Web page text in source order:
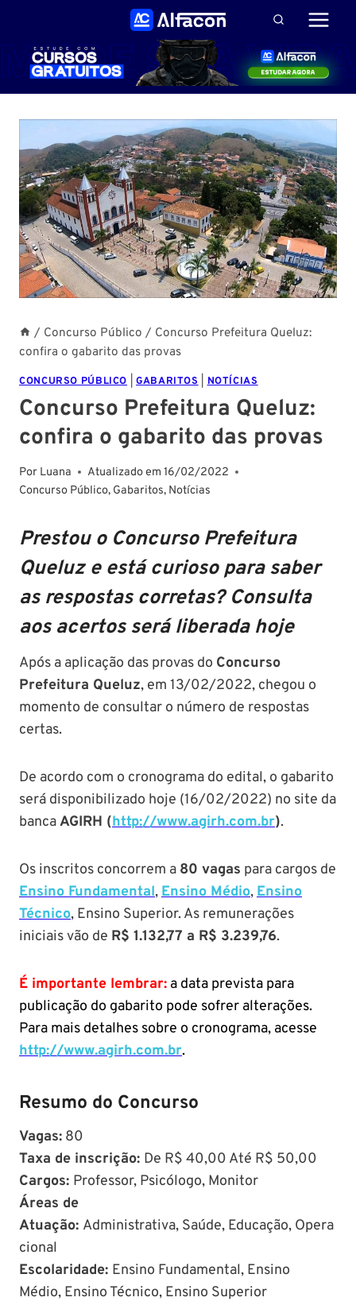
Conteúdo
/ Concurso Público / Concurso Prefeitura Queluz:
confira o gabarito das provas
CONCURSO PÚBLICO GABARITOS|NOTÍCIAS
Concurso Prefeitura Queluz:
confira o gabarito das provas
Por Luana Atualizado em 16/02/2022
Concurso Público, Gabaritos, Notícias
Prestou o Concurso Prefeitura
Queluz e está curioso para saber
as respostas corretas? Consulta
aos acertos será liberada hoje
Após a aplicação das provas do Concurso
Prefeitura Queluz, em 13/02/2022, chegou o
momento de consultar o número de respostas
certas.
De acordo com o cronograma do edital, o gabarito
será disponibilizado hoje (16/02/2022) no site da
bancaAGIRH (http://www.agirh.com.br).
Os inscritos concorrem a 80 vagas para cargos de
Ensino Fundamental,Ensino Médio,Ensino
Técnico, Ensino Superior. As remunerações
iniciais vão de R$ 1.132,77 a R$ 3.239,76.
É importante lembrar: a data prevista para
publicação do gabarito pode sofrer alterações.
Para mais detalhes sobre o cronograma, acesse
http://www.agirh.com.br.
Resumo do Concurso
Vagas: 80
Taxa de inscrição: De R$ 40,00 Até R$ 50,00
Cargos: Professor, Psicólogo, Monitor
Áreas de
Atuação: Administrativa, Saúde, Educação, Opera
cional
Escolaridade: Ensino Fundamental, Ensino
Médio, Ensino Técnico, Ensino Superior